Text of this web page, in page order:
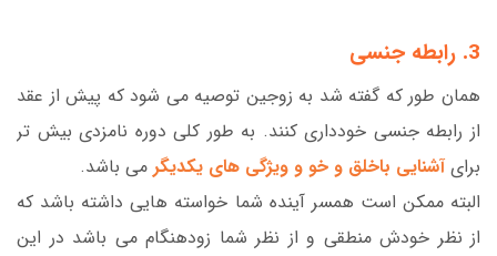
3. رابطه جنسی
همان طور که گفته شد به زوجین توصیه می شود که پیش از عقد
از رابطه جنسی خودداری کنند. به طور کلی دوره نامزدی بیش تر
برایآشنایی باخلق و خو و ویژگی های یکدیگر می باشد.
البته ممکن است همسر آینده شما خواسته هایی داشته باشد که
از نظر خودش منطقی و از نظر شما زودهنگام می باشد در این